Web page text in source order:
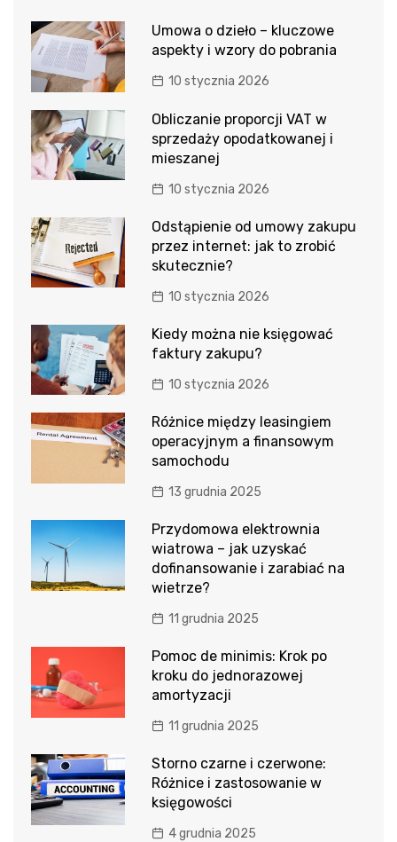
Umowa o dzieło – kluczowe
aspekty i wzory do pobrania
10 stycznia 2026
Obliczanie proporcji VAT w
sprzedaży opodatkowanej i
mieszanej
10 stycznia 2026
Odstąpienie od umowy zakupu
przez internet: jak to zrobić
skutecznie?
10 stycznia 2026
Kiedy można nie księgować
faktury zakupu?
10 stycznia 2026
Różnice między leasingiem
operacyjnym a finansowym
samochodu
13 grudnia 2025
Przydomowa elektrownia
wiatrowa – jak uzyskać
dofinansowanie i zarabiać na
wietrze?
11 grudnia 2025
Pomoc de minimis: Krok po
kroku do jednorazowej
amortyzacji
11 grudnia 2025
Storno czarne i czerwone:
Różnice i zastosowanie w
księgowości
4 grudnia 2025